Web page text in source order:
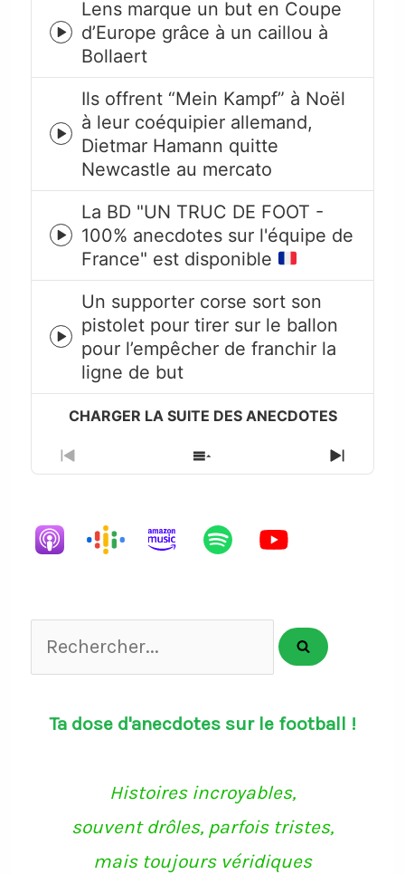
Episode
play
icon
Lens marque un but en Coupe
d’Europe grâce à un caillou à
Bollaert
Episode
play
icon
Ils offrent “Mein Kampf” à Noël
à leur coéquipier allemand,
Dietmar Hamann quitte
Newcastle au mercato
Episode
play
icon
La BD "UN TRUC DE FOOT -
100% anecdotes sur l'équipe de
France" est disponible
Episode
play
icon
Un supporter corse sort son
pistolet pour tirer sur le ballon
pour l’empêcher de franchir la
ligne de but
Previous
Episode
Show
Episodes
Next
Episode
Rechercher...
Ta dose d'anecdotes sur le football !
Histoires incroyables,
souvent drôles, parfois tristes,
mais toujours véridiques